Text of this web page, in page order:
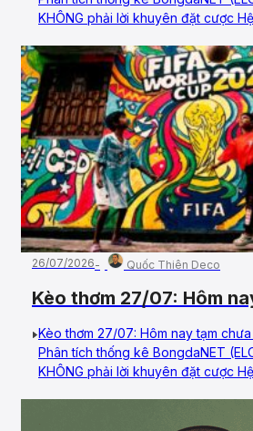
KHÔNG phải lời khuyên đặt cược
26/07/2026 Quốc Thiên Deco
Kèo thơm 27/07: Hôm
Kèo thơm 27/07: Hôm nay tạm
Phân tích thống kê BongdaNET
KHÔNG phải lời khuyên đặt cược